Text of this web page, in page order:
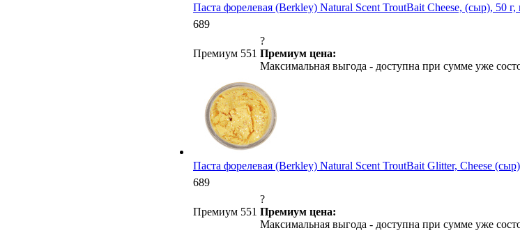
Паста форелевая (Berkley) Natural Scent TroutBait Cheese, (сыр), 50 г,
689
Премиум 551
?
Премиум цена:
Максимальная выгода - доступна при сумме уже
Паста форелевая (Berkley) Natural Scent TroutBait Glitter, Cheese
689
Премиум 551
?
Премиум цена:
Максимальная выгода - доступна при сумме уже